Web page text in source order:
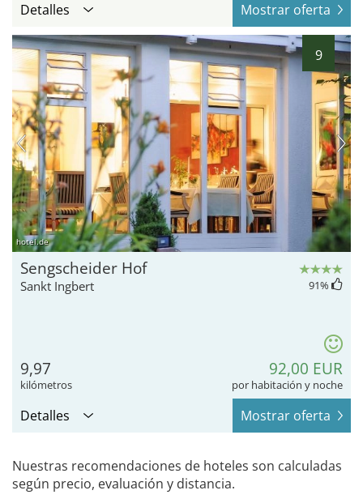
Detalles Mostrar oferta
9
hotel.de
Sengscheider Hof
Sankt Ingbert 91%
9,97
kilómetros
92,00 EUR
por habitación y noche
Detalles Mostrar oferta
Nuestras recomendaciones de hoteles son calculadas
según precio, evaluación y distancia.